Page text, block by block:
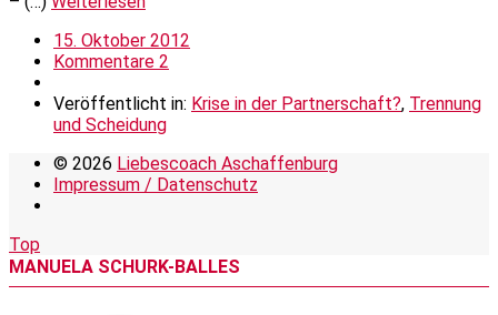
15. Oktober 2012
Kommentare 2
Veröffentlicht in: Krise in der Partnerschaft?, Trennung
und Scheidung
© 2026 Liebescoach Aschaffenburg
Impressum / Datenschutz
Top
MANUELA SCHURK-BALLES